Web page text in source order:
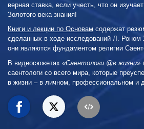
верная ставка, если учесть, что он
Золотого века знания!
Книги и лекции по Основам содержат
сделанных в ходе исследований Л. Роном
они являются фундаментом религии
В видеосюжетах «Саентологи @в жизни»
саентологи со всего мира, которые
в жизни – в личном,
профессиональном и